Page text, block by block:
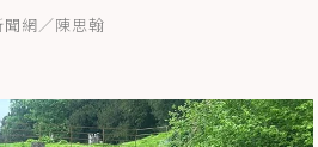
網／陳思翰